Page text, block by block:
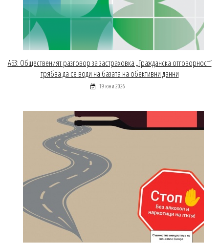
АБЗ: Общественият разговор за застраховка „Гражданска отговорност“
трябва да се води на базата на обективни данни
19 юни 2026